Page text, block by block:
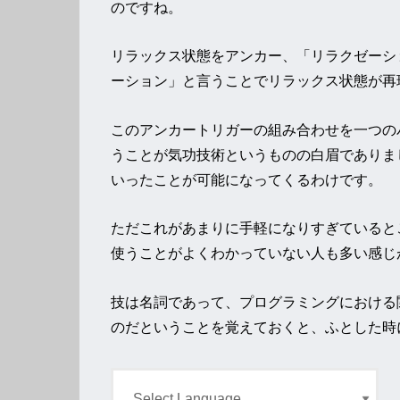
のですね。
リラックス状態をアンカー、「リラクゼー
ーション」と言うことでリラックス状態が
このアンカートリガーの組み合わせを一つ
うことが気功技術というものの白眉であり
いったことが可能になってくるわけです。
ただこれがあまりに手軽になりすぎている
使うことがよくわかっていない人も多い感
技は名詞であって、プログラミングにおけ
のだということを覚えておくと、ふとした